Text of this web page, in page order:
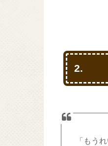
2.
「もう